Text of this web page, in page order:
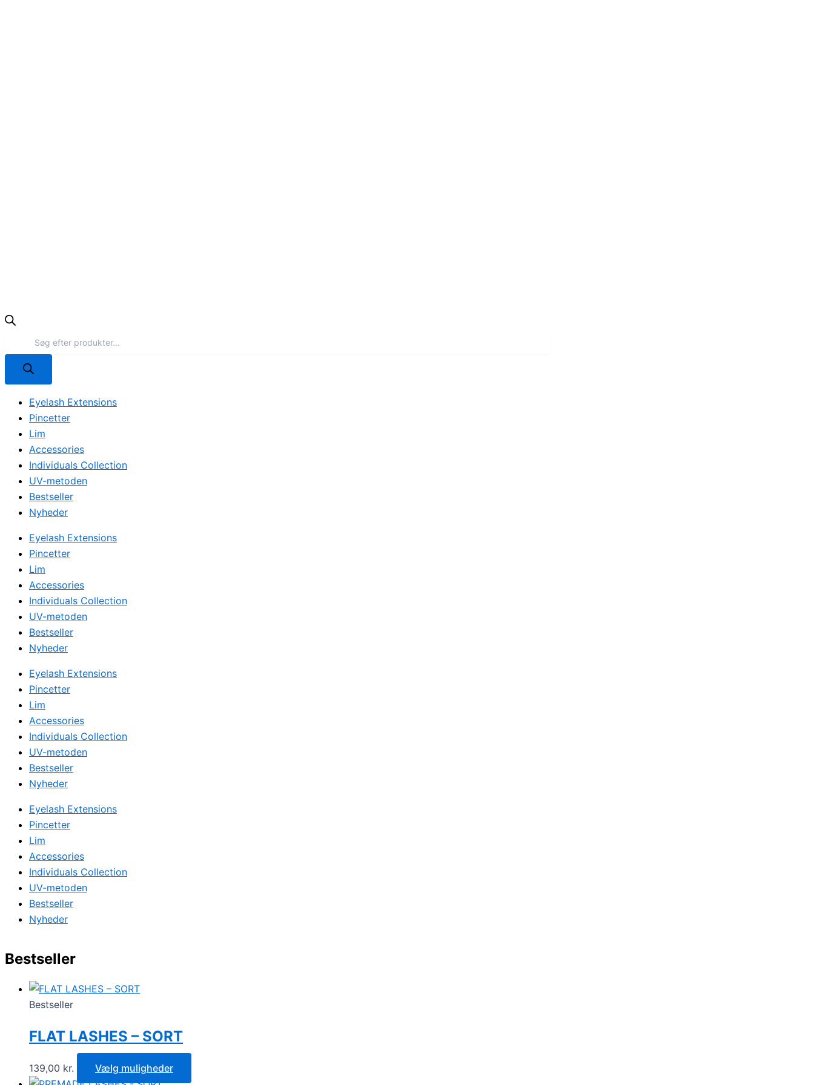
Eyelash Extensions
Pincetter
Lim
Accessories
Individuals Collection
UV-metoden
Bestseller
Nyheder
Eyelash Extensions
Pincetter
Lim
Accessories
Individuals Collection
UV-metoden
Bestseller
Nyheder
Eyelash Extensions
Pincetter
Lim
Accessories
Individuals Collection
UV-metoden
Bestseller
Nyheder
Eyelash Extensions
Pincetter
Lim
Accessories
Individuals Collection
UV-metoden
Bestseller
Nyheder
Bestseller
Bestseller
FLAT LASHES – SORT
139,00 kr. Vælg muligheder